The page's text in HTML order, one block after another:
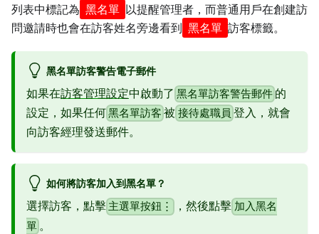
列表中標記為 黑名單 以提醒管理者，而普通用戶在創建訪
問邀請時也會在訪客姓名旁邊看到 黑名單 訪客標籤。
黑名單訪客警告電子郵件
如果在訪客管理設定中啟動了 黑名單訪客警告郵件 的
設定，如果任何黑名單訪客 被 接待處職員 登入，就會
向訪客經理發送郵件。
如何將訪客加入到黑名單？
選擇訪客，點擊主選單按鈕⋮ ，然後點擊 加入黑名
單 。